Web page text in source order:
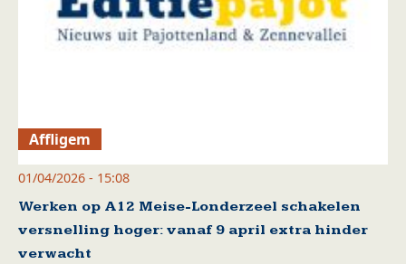
Affligem
01/04/2026 - 15:08
Werken op A12 Meise-Londerzeel schakelen
versnelling hoger: vanaf 9 april extra hinder
verwacht